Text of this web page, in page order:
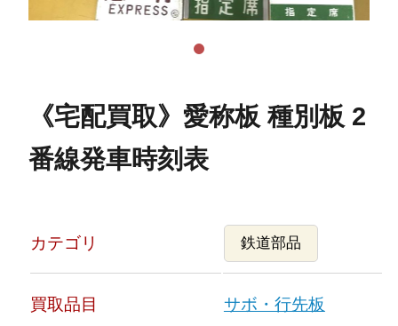
《宅配買取》愛称板 種別板 2
番線発車時刻表
カテゴリ 鉄道部品
買取品目 サボ・行先板